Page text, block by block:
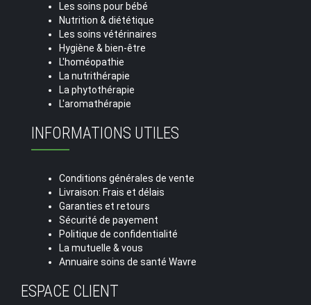
Les soins pour bébé
Nutrition & diététique
Les soins vétérinaires
Hygiène & bien-être
L'homéopathie
La nutrithérapie
La phytothérapie
L'aromathérapie
INFORMATIONS UTILES
Conditions générales de vente
Livraison: Frais et délais
Garanties et retours
Sécurité de payement
Politique de confidentialité
La mutuelle & vous
Annuaire soins de santé Wavre
ESPACE CLIENT